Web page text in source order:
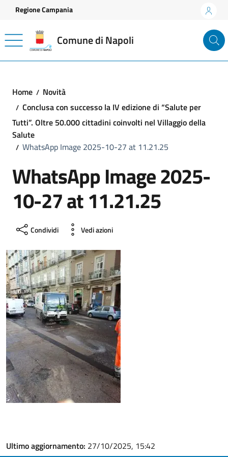
Vai ai contenuti
Vai al footer
Regione Campania
Comune di Napoli
Home
Novità
Conclusa con successo la IV edizione di “Salute per
Tutti”. Oltre 50.000 cittadini coinvolti nel Villaggio della
Salute
WhatsApp Image 2025-10-27 at 11.21.25
WhatsApp Image 2025-
10-27 at 11.21.25
Condividi Vedi azioni
Ultimo aggiornamento: 27/10/2025, 15:42